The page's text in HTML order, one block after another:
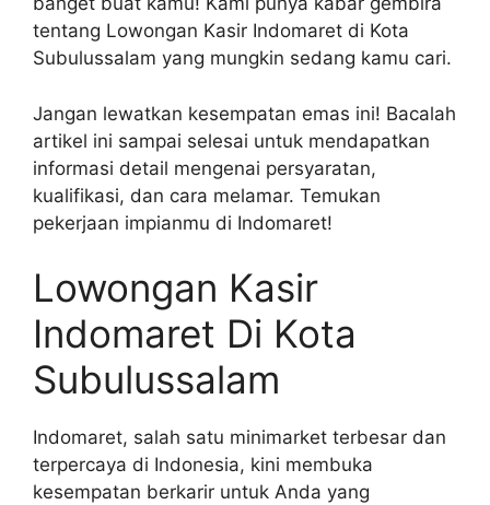
tentang Lowongan Kasir Indomaret di Kota
Subulussalam yang mungkin sedang kamu cari.
Jangan lewatkan kesempatan emas ini! Bacalah
artikel ini sampai selesai untuk mendapatkan
informasi detail mengenai persyaratan,
kualifikasi, dan cara melamar. Temukan
pekerjaan impianmu di Indomaret!
Lowongan Kasir
Indomaret Di Kota
Subulussalam
Indomaret, salah satu minimarket terbesar dan
terpercaya di Indonesia, kini membuka
kesempatan berkarir untuk Anda yang